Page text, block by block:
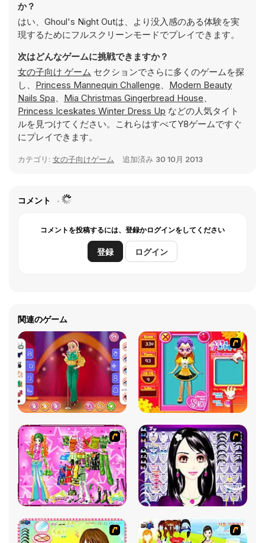
か？
はい、Ghoul's Night Outは、より没入感のある体験を実
現するためにフルスクリーンモードでプレイできます。
次はどんなゲームに挑戦できますか？
女の子向け ゲーム セクションでさらに多くのゲームを探
し、 Princess Mannequin Challenge、 Modern Beauty
Nails Spa、 Mia Christmas Gingerbread House、
Princess Iceskates Winter Dress Up などの人気タイト
ルを見つけてください。これらはすべてY8ゲームですぐ
にプレイできます。
カテゴリ: 女の子向けゲーム 追加済み 30 10月 2013
コメント
コメントを投稿するには、登録かログインをしてください
登録 ログイン
関連のゲーム